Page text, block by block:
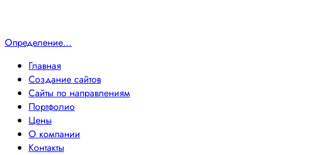
Определение...
Главная
Создание сайтов
Сайты по направлениям
Портфолио
Цены
О компании
Контакты